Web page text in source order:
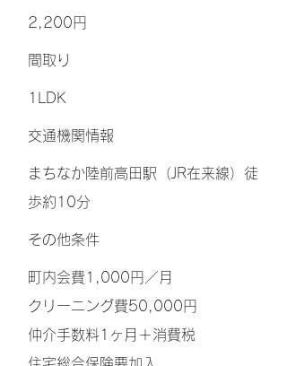
2,200円
間取り
1LDK
交通機関情報
まちなか陸前高田駅（JR在来線）徒
歩約10分
その他条件
町内会費1,000円／月
クリーニング費50,000円
仲介手数料1ヶ月＋消費税